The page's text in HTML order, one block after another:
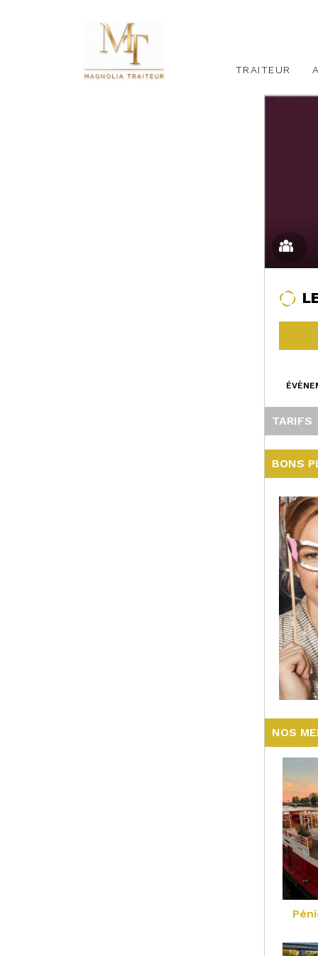
TRAITEUR
TARIFS
BONS
NOS